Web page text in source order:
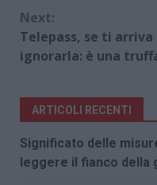
Next:
Telepass, se ti
ignorarla: è una
ARTICOLI RECENTI
Significato delle
leggere il fianco della